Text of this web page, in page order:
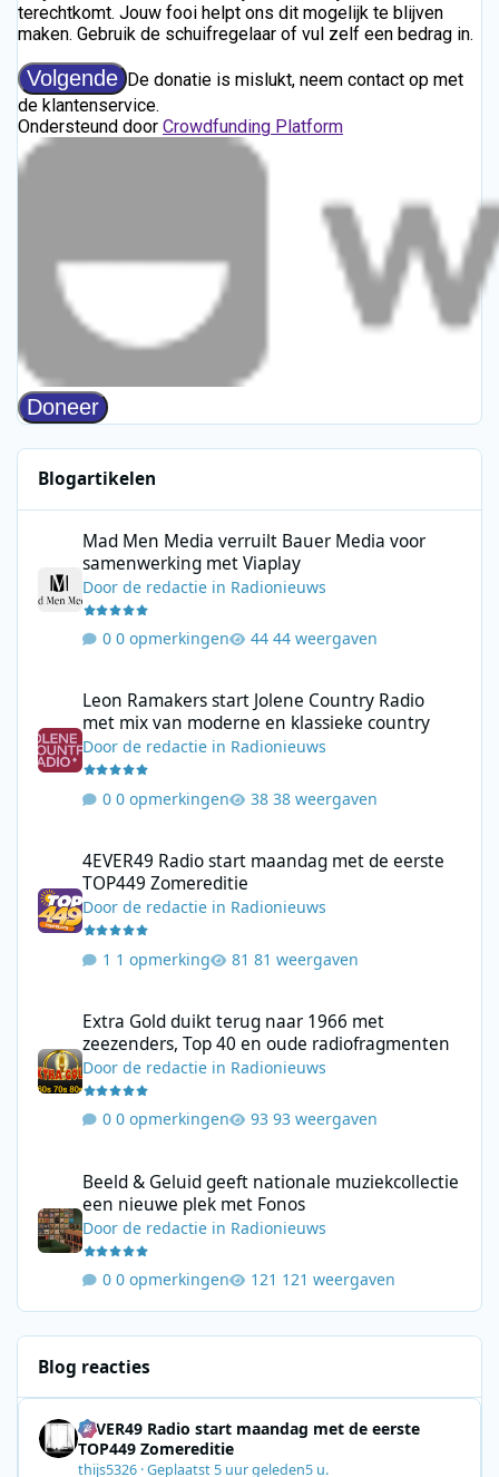
Blogartikelen
Mad Men Media verruilt Bauer Media voor
samenwerking met Viaplay
Doorde redactie in Radionieuws
0 opmerkingen 44 weergaven
Leon Ramakers start Jolene Country Radio
met mix van moderne en klassieke country
Doorde redactie in Radionieuws
0 opmerkingen 38 weergaven
4EVER49 Radio start maandag met de eerste
TOP449 Zomereditie
Doorde redactie in Radionieuws
1 opmerking 81 weergaven
Extra Gold duikt terug naar 1966 met
zeezenders, Top 40 en oude radiofragmenten
Doorde redactie in Radionieuws
0 opmerkingen 93 weergaven
Beeld & Geluid geeft nationale muziekcollectie
een nieuwe plek met Fonos
Doorde redactie in Radionieuws
0 opmerkingen 121 weergaven
Blog reacties
4EVER49 Radio start maandag met de eerste
TOP449 Zomereditie
thijs5326 ·Geplaatst 5 uur geleden5 u.